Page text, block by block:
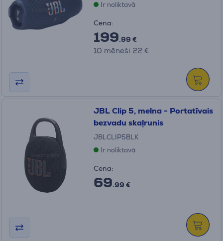
Ir noliktavā
Cena:
199.99 €
10 mēneši 22 €
JBL Clip 5, melna - Portatīvais
bezvadu skaļrunis
JBLCLIP5BLK
Ir noliktavā
Cena:
69.99 €